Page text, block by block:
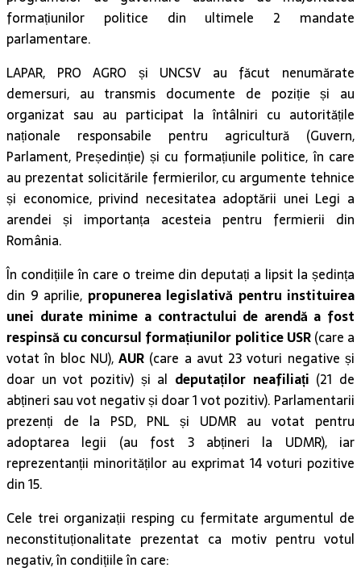
formațiunilor politice din ultimele 2 mandate
parlamentare.
LAPAR, PRO AGRO și UNCSV au făcut nenumărate
demersuri, au transmis documente de poziție și au
organizat sau au participat la întâlniri cu autoritățile
naționale responsabile pentru agricultură (Guvern,
Parlament, Președinție) și cu formațiunile politice, în care
au prezentat solicitările fermierilor, cu argumente tehnice
și economice, privind necesitatea adoptării unei Legi a
arendei și importanța acesteia pentru fermierii din
România.
În condițiile în care o treime din deputați a lipsit la ședința
din 9 aprilie, propunerea legislativă pentru instituirea
unei durate minime a contractului de arendă a fost
respinsă cu concursul formațiunilor politice USR(care a
votat în bloc NU),AUR (care a avut 23 voturi negative și
doar un vot pozitiv) și al deputaților neafiliați (21 de
abțineri sau vot negativ și doar 1 vot pozitiv). Parlamentarii
prezenți de la PSD, PNL și UDMR au votat pentru
adoptarea legii (au fost 3 abțineri la UDMR), iar
reprezentanții minorităților au exprimat 14 voturi pozitive
din 15.
Cele trei organizații resping cu fermitate argumentul de
neconstituționalitate prezentat ca motiv pentru votul
negativ, în condițiile în care: